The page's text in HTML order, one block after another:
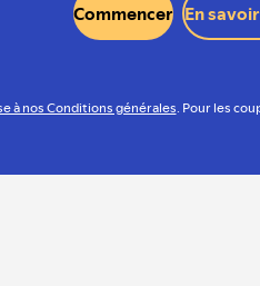
Commencer En
à nos Conditions générales. Pour les